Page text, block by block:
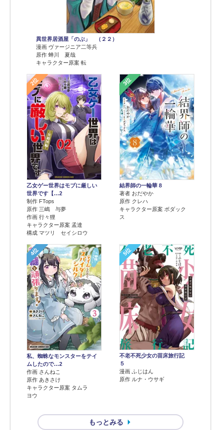
異世界居酒屋「のぶ」 （２２）
漫画 ヴァージニア二等兵
原作 蝉川 夏哉
キャラクター原案 転
2位
乙女ゲー世界はモブに厳しい
世界です【…2
制作 FTops
原作 三嶋 与夢
作画 行々狸
キャラクター原案 孟達
構成 マツリ セイシロウ
3位
結界師の一輪華 8
著者 おだやか
原作 クレハ
キャラクター原案 ボダック
ス
4位
私、蜘蛛なモンスターをテイ
ムしたので…2
作画 さんねこ
原作 あきさけ
キャラクター原案 タムラ
ヨウ
5位
不老不死少女の苗床旅行記
５
漫画 ふじはん
原作 ルナ・ウサギ
もっとみる